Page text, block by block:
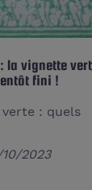
la vignette
fini !
: quels
10/2023